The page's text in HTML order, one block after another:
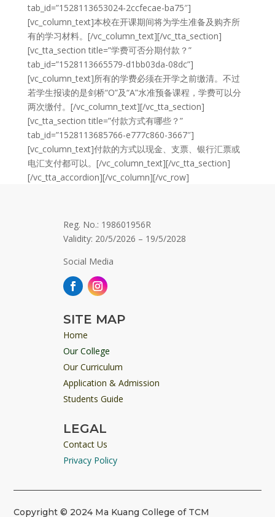
tab_id=”1528113653024-2ccfecae-ba75″]
[vc_column_text]本校在开课期间将为学生准备及购齐所
有的学习材料。[/vc_column_text][/vc_tta_section]
[vc_tta_section title=”学费可否分期付款？”
tab_id=”1528113665579-d1bb03da-08dc”]
[vc_column_text]所有的学费必须在开学之前缴清。不过
若学生报读的是剑桥“O”及“A”水准预备课程，学费可以分
两次缴付。[/vc_column_text][/vc_tta_section]
[vc_tta_section title=”付款方式有哪些？”
tab_id=”1528113685766-e777c860-3667″]
[vc_column_text]付款的方式以现金、支票、银行汇票或
电汇支付都可以。[/vc_column_text][/vc_tta_section]
[/vc_tta_accordion][/vc_column][/vc_row]
Reg. No.: 198601956R
Validity: 20/5/2026 – 19/5/2028
Social Media
SITE MAP
Home
Our College
Our Curriculum
Application & Admission
Students Guide
LEGAL
Contact Us
Privacy Policy
Copyright © 2024 Ma Kuang College of TCM